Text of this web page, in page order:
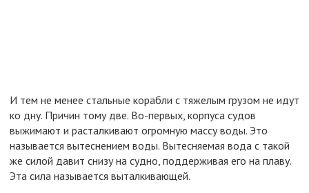
И тем не менее стальные корабли с тяжелым грузом не идут
ко дну. Причин тому две. Во-первых, корпуса судов
выжимают и расталкивают огромную массу воды. Это
называется вытеснением воды. Вытесняемая вода с такой
же силой давит снизу на судно, поддерживая его на плаву.
Эта сила называется выталкивающей.